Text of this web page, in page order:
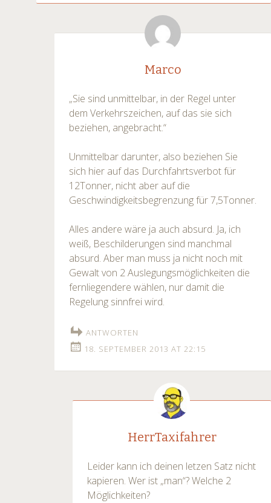
Marco
„Sie sind unmittelbar, in der Regel unter
dem Verkehrszeichen, auf das sie sich
beziehen, angebracht.“
Unmittelbar darunter, also beziehen Sie
sich hier auf das Durchfahrtsverbot für
12Tonner, nicht aber auf die
Geschwindigkeitsbegrenzung für 7,5Tonner.
Alles andere wäre ja auch absurd. Ja, ich
weiß, Beschilderungen sind manchmal
absurd. Aber man muss ja nicht noch mit
Gewalt von 2 Auslegungsmöglichkeiten die
fernliegendere wählen, nur damit die
Regelung sinnfrei wird.
ANTWORTEN
18. SEPTEMBER 2013 AT 22:15
HerrTaxifahrer
Leider kann ich deinen letzen Satz nicht
kapieren. Wer ist „man“? Welche 2
Möglichkeiten?